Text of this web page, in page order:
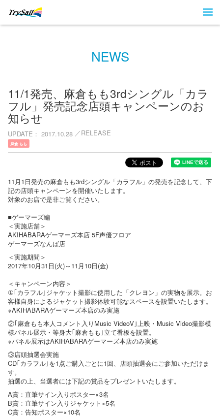
NEWS
11/1発売、麻倉もも3rdシングル「カラ
フル」発売記念店頭キャンペーンのお
知らせ
UPDATE 2017.10.28 RELEASE
麻倉 もも
11月1日発売の麻倉もも3rdシングル「カラフル」の発売を記念して、下
記の店頭キャンペーンを開催いたします。
対象のお店で是非ご覧ください。
■ゲーマーズ編
＜実施店舗＞
AKIHABARAゲーマーズ本店 5F声優フロア
ゲーマーズなんば店
＜実施期間＞
2017年10月31日(火)～11月10日(金)
＜キャンペーン内容＞
①｢カラフル｣ジャケット撮影に使用した「クレヨン」の実物を展示。お
客様自身によるジャケット撮影体験可能なスペースを設置いたします。
※AKIHABARAゲーマーズ本店のみ実施
②｢麻倉もも本人コメント入りMusic VideoV｣上映・Music Video撮影模
様パネル展示・等身大｢麻倉もも｣立て看板を設置。
※パネル展示はAKIHABARAゲーマーズ本店のみ実施
③店頭抽選会実施
CD｢カラフル｣を1点ご購入ごとに1回、店頭抽選会にご参加いただけま
す。
抽選の上、当選者には下記の賞品をプレゼントいたします。
A賞：直筆サイン入りポスター×3名
B賞：直筆サイン入りジャケット×5名
C賞：告知ポスター×10名